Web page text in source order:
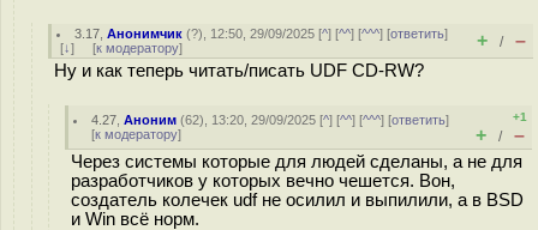
3.17 ,Анонимчик (?), 12:50, 29/09/2025 [^] [^^] [^^^] [ответить]
[↓] [к модератору] + / –
Ну и как теперь читать/писать UDF CD-RW?
4.27 ,Аноним (62), 13:20, 29/09/2025 [^] [^^] [^^^] [ответить]
[к модератору]
+1
+ / –
Через системы которые для людей сделаны, а не для
разработчиков у которых вечно чешется. Вон,
создатель колечек udf не осилил и выпилили, а в BSD
и Win всё норм.